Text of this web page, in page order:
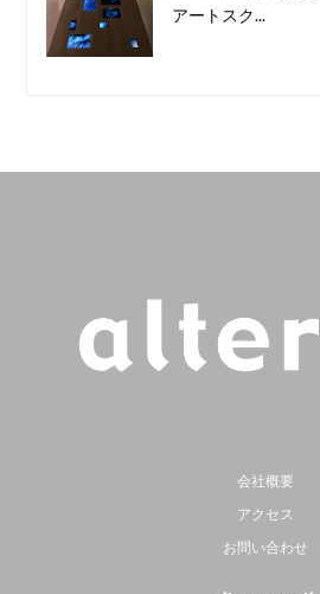
アートスク...
会社概要
アクセス
お問い合わせ